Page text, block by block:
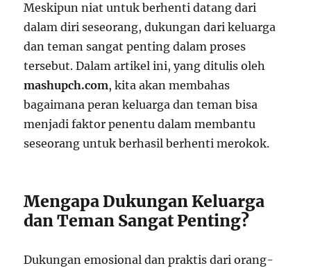
Meskipun niat untuk berhenti datang dari
dalam diri seseorang, dukungan dari keluarga
dan teman sangat penting dalam proses
tersebut. Dalam artikel ini, yang ditulis oleh
mashupch.com, kita akan membahas
bagaimana peran keluarga dan teman bisa
menjadi faktor penentu dalam membantu
seseorang untuk berhasil berhenti merokok.
Mengapa Dukungan Keluarga
dan Teman Sangat Penting?
Dukungan emosional dan praktis dari orang-